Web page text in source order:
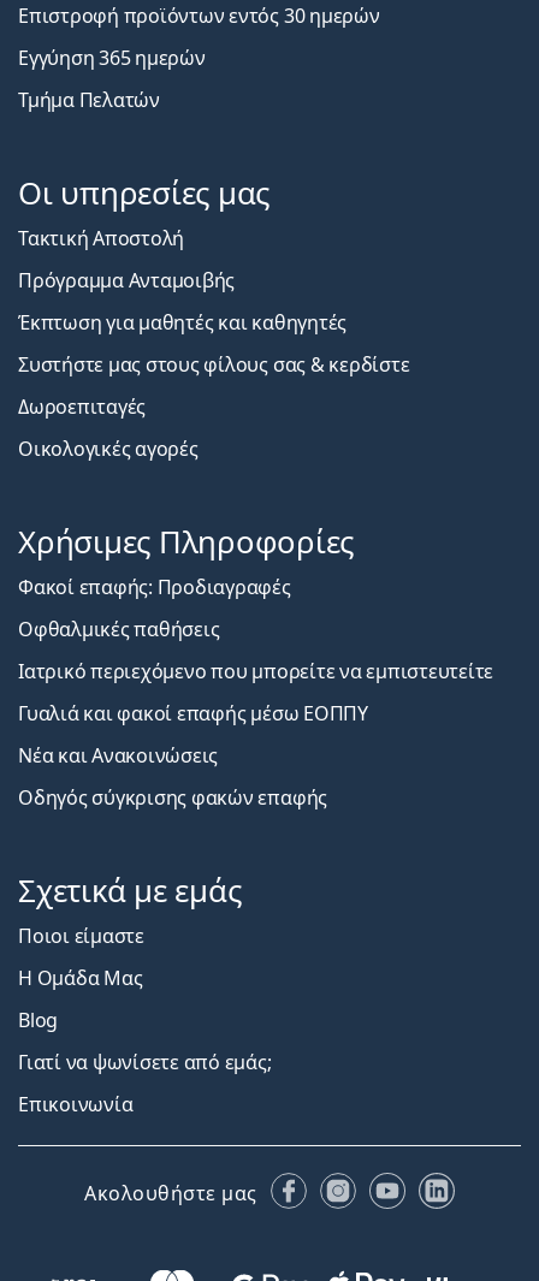
Επιστροφή προϊόντων εντός 30 ημερών
Εγγύηση 365 ημερών
Τμήμα Πελατών
Οι υπηρεσίες μας
Τακτική Αποστολή
Πρόγραμμα Ανταμοιβής
Έκπτωση για μαθητές και καθηγητές
Συστήστε μας στους φίλους σας & κερδίστε
Δωροεπιταγές
Οικολογικές αγορές
Χρήσιμες Πληροφορίες
Φακοί επαφής: Προδιαγραφές
Οφθαλμικές παθήσεις
Ιατρικό περιεχόμενο που μπορείτε να εμπιστευτείτε
Γυαλιά και φακοί επαφής μέσω ΕΟΠΠΥ
Νέα και Ανακοινώσεις
Οδηγός σύγκρισης φακών επαφής
Σχετικά με εμάς
Ποιοι είμαστε
Η Ομάδα Μας
Blog
Γιατί να ψωνίσετε από εμάς;
Επικοινωνία
Ακολουθήστε μας FacebookInstagram
YouTubeLinkedIn